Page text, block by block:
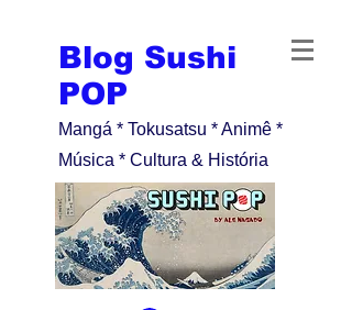
Blog Sushi
POP
Mangá * Tokusatsu * Animê *
Música * Cultura & História